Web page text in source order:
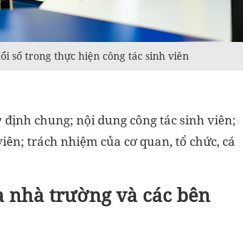
số trong thực hiện công tác sinh viên
chung; nội dung công tác sinh viên;
trách nhiệm của cơ quan, tổ chức, cá
nhà trường và các bên